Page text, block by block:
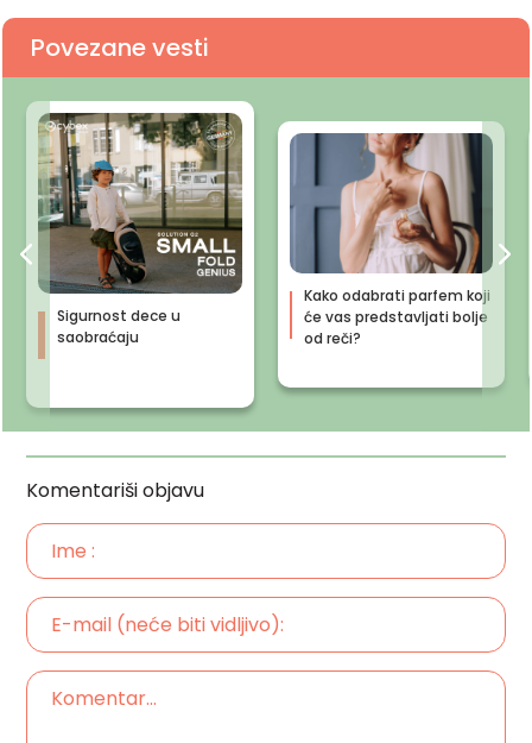
Povezane vesti
Sigurnost dece u
saobraćaju
Kako odabrati parfem koji
će vas predstavljati bolje
od reči?
Komentariši objavu